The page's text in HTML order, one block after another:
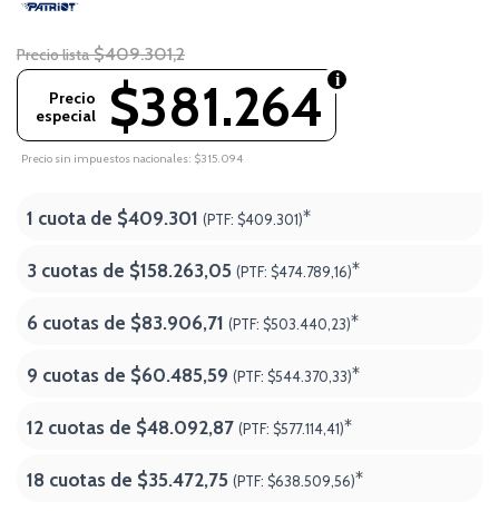
Precio lista $409.301,2
$381.264
Precio
especial
Precio sin impuestos nacionales: $315.094
1 cuota de $409.301 (PTF: $409.301)*
3 cuotas de $158.263,05 (PTF: $474.789,16)*
6 cuotas de $83.906,71 (PTF: $503.440,23)*
9 cuotas de $60.485,59 (PTF: $544.370,33)*
12 cuotas de $48.092,87 (PTF: $577.114,41)*
18 cuotas de $35.472,75 (PTF: $638.509,56)*